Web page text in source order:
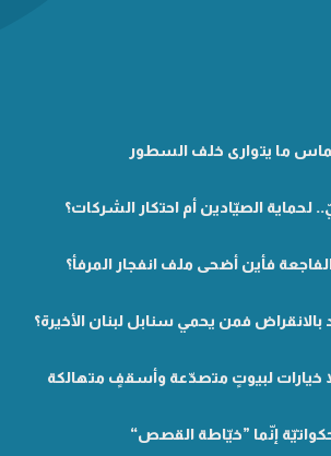
ما يتوارى خلف السطور
لحماية الصيّادين أم احتكار الشركات؟
فأين أضحى ملف انفجار المرفأ؟
فمن يحمي سنابل لبنان الأخيرة؟
خيارات لبيوتٍ متصدّعة وأسقفٍ متهالكة
إنّما ”خيّاطة القصص“